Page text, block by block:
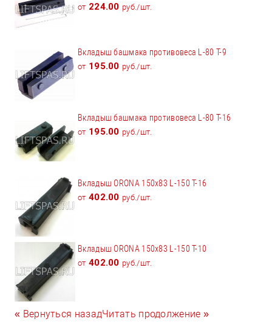
от 224.00 руб./шт.
Вкладыш башмака противовеса L-80 T-9
от 195.00 руб./шт.
Вкладыш башмака противовеса L-80 T-16
от 195.00 руб./шт.
Вкладыш ORONA 150x83 L-150 Т-16
от 402.00 руб./шт.
Вкладыш ORONA 150x83 L-150 Т-10
от 402.00 руб./шт.
« Вернуться назадЧитать продолжение »